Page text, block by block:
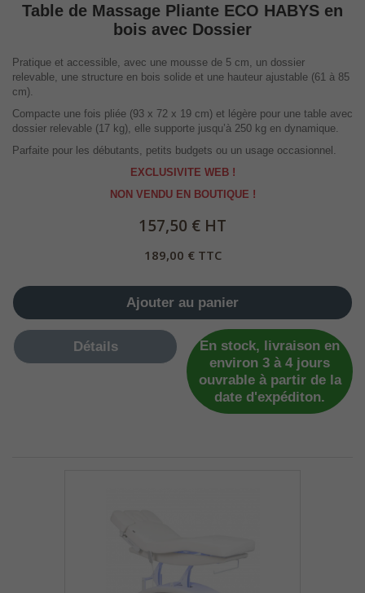
Table de Massage Pliante ECO HABYS en
bois avec Dossier
Pratique et accessible, avec une mousse de 5 cm, un dossier
relevable, une structure en bois solide et une hauteur ajustable (61 à 85
cm).
Compacte une fois pliée (93 x 72 x 19 cm) et légère pour une table avec
dossier relevable (17 kg), elle supporte jusqu’à 250 kg en dynamique.
Parfaite pour les débutants, petits budgets ou un usage occasionnel.
EXCLUSIVITE WEB !
NON VENDU EN BOUTIQUE !
157,50 € HT
189,00 € TTC
Ajouter au panier
Détails
En stock, livraison en
environ 3 à 4 jours
ouvrable à partir de la
date d'expéditon.